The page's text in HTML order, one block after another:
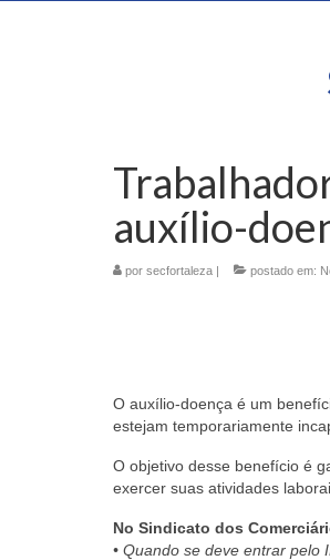
auxílio-
por secfortaleza | postado em:
O auxílio-doença é um
estejam temporariamente
O objetivo desse benefício é
exercer suas atividades
No Sindicato dos
• Quando se deve entrar pelo